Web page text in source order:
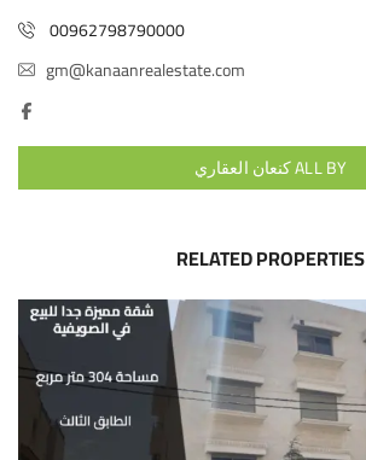
00962798790000
gm@kanaanrealestate.com
ALL BY كنعان العقاري
RELATED PROPERTIES